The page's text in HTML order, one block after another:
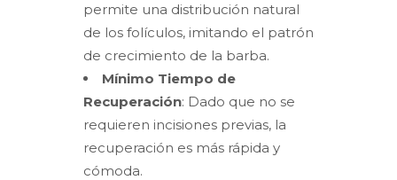
permite una distribución natural
de los folículos, imitando el patrón
de crecimiento de la barba.
Mínimo Tiempo de
Recuperación: Dado que no se
requieren incisiones previas, la
recuperación es más rápida y
cómoda.